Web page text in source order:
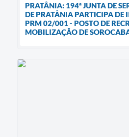
PRATÂNIA: 194ª JUNTA DE
DE PRATÂNIA PARTICIPA DE
PRM 02/001 - POSTO DE
MOBILIZAÇÃO DE